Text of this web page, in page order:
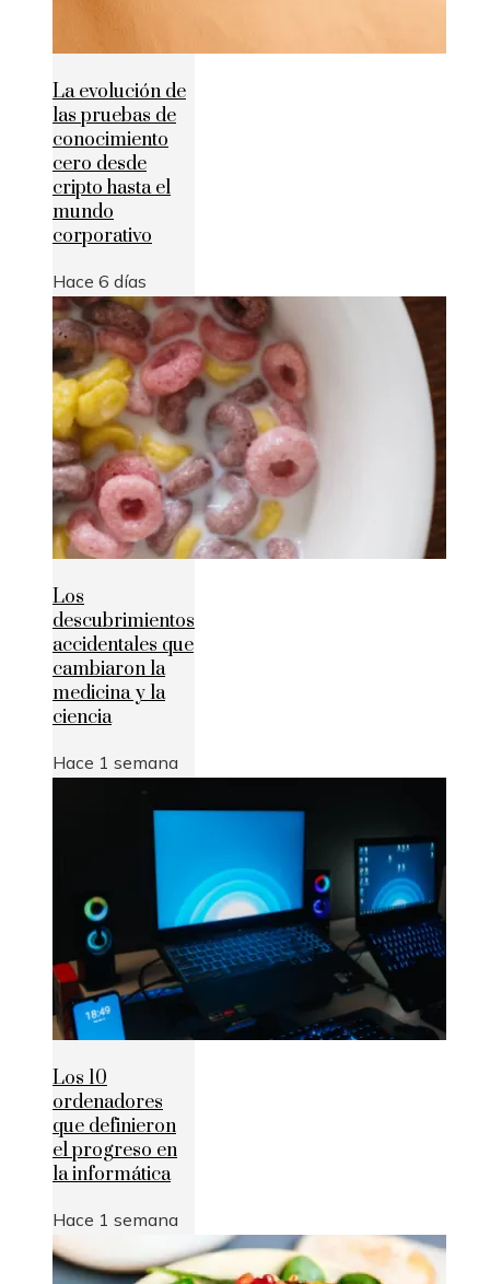
La evolución de
las pruebas de
conocimiento
cero desde
cripto hasta el
mundo
corporativo
Hace 6 días
Los
descubrimientos
accidentales que
cambiaron la
medicina y la
ciencia
Hace 1 semana
Los 10
ordenadores
que definieron
el progreso en
la informática
Hace 1 semana